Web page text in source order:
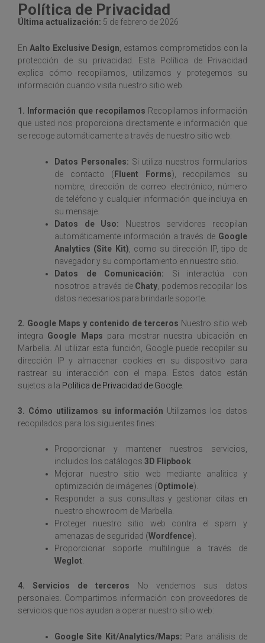
Política de Privacidad
Última actualización: 5 de febrero de 2026
En Aalto Exclusive Design , estamos comprometidos con la
protección de su privacidad. Esta Política de Privacidad
explica cómo recopilamos, utilizamos y protegemos su
información cuando visita nuestro sitio web.
1. Información que recopilamos Recopilamos información
que usted nos proporciona directamente e información que
se recoge automáticamente a través de nuestro sitio web:
Datos Personales: Si utiliza nuestros formularios
de contacto ( Fluent Forms), recopilamos su
nombre, dirección de correo electrónico, número
de teléfono y cualquier información que incluya en
su mensaje.
Datos de Uso: Nuestros servidores recopilan
automáticamente información a través de Google
Analytics (Site Kit) , como su dirección IP, tipo de
navegador y su comportamiento en nuestro sitio.
Datos de Comunicación: Si interactúa con
nosotros a través de Chaty , podemos recopilar los
datos necesarios para brindarle soporte.
2. Google Maps y contenido de terceros Nuestro sitio web
integra Google Maps para mostrar nuestra ubicación en
Marbella. Al utilizar esta función, Google puede recopilar su
dirección IP y almacenar cookies en su dispositivo para
rastrear su interacción con el mapa. Estos datos están
sujetos a la Política de Privacidad de Google
3. Cómo utilizamos su información Utilizamos los datos
recopilados para los siguientes fines:
Proporcionar y mantener nuestros servicios,
incluidos los catálogos 3D Flipbook.
Mejorar nuestro sitio web mediante analítica y
optimización de imágenes (Optimole).
Responder a sus consultas y gestionar citas en
nuestro showroom de Marbella.
Proteger nuestro sitio web contra el spam y
amenazas de seguridad (Wordfence).
Proporcionar soporte multilingüe a través de
Weglot.
4. Servicios de terceros No vendemos sus datos
personales. Compartimos información con proveedores de
servicios que nos ayudan a operar nuestro sitio web:
Google Site Kit/Analytics/Maps: Para análisis de